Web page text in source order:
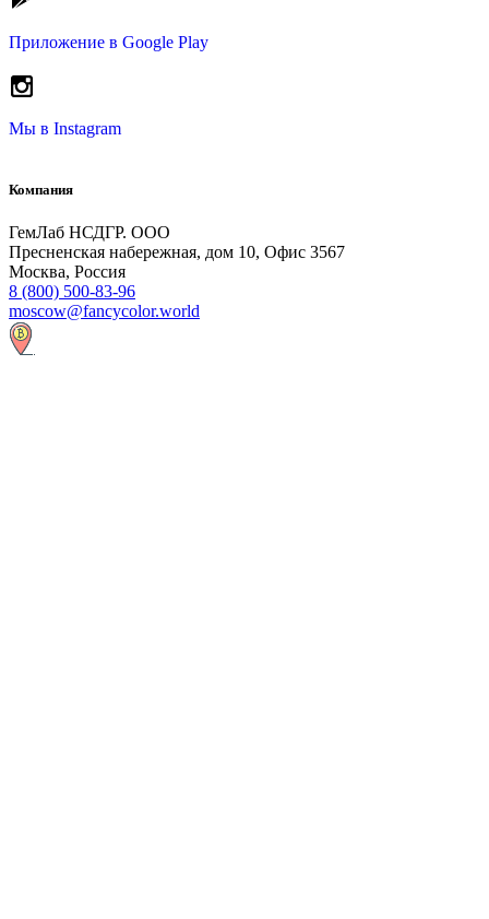
Приложение в Google Play
Мы в Instagram
Компания
ГемЛаб НСДГР. ООО
Пресненская набережная, дом 10, Офис 3567
Москва, Россия
8 (800) 500-83-96
moscow@fancycolor.world